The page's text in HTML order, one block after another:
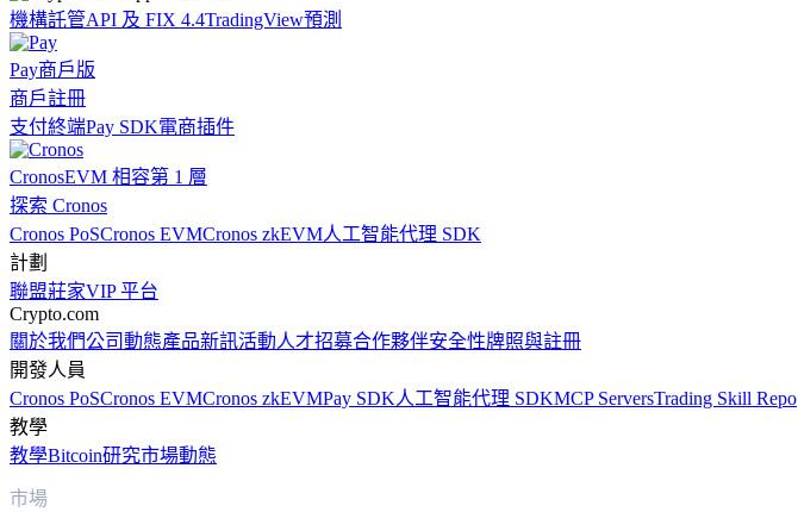
機構託管API 及 FIX 4.4TradingView預測
Pay商戶版
商戶註冊
支付終端Pay SDK電商插件
CronosEVM 相容第 1 層
探索 Cronos
Cronos PoSCronos EVMCronos zkEVM人工智能代理 SDK
計劃
聯盟莊家VIP 平台
Crypto.com
關於我們公司動態產品新訊活動人才招募合作夥伴安全性牌照與註冊
開發人員
Cronos PoSCronos EVMCronos zkEVMPay SDK人工智能代理 SDKMCP ServersTrading Skill Repo
教學
教學Bitcoin研究市場動態
市場